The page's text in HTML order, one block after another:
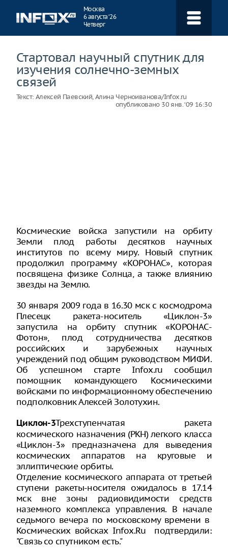
Москва
6 августа ‘26
Четверг
Стартовал научный спутник для
изучения солнечно-земных
связей
Текст: Алексей Паевский, Алина Черноиванова/Infox.ru
опубликовано 30 янв. ‘09 16:30
Космические войска запустили на орбиту
Земли плод работы десятков научных
институтов по всему миру. Новый спутник
продолжил программу «КОРОНАС», которая
посвящена физике Солнца, а также влиянию
звезды на Землю.
30 января 2009 года в 16.30 мск с космодрома
Плесецк ракета-носитель «Циклон-3»
запустила на орбиту спутник «КОРОНАС-
Фотон», плод сотрудничества десятков
российских и зарубежных научных
учреждений под общим руководством МИФИ.
Об успешном старте Infox.ru сообщил
помощник командующего Космическими
войсками по информационному обеспечению
подполковник Алексей Золотухин.
Циклон-3Трехступенчатая ракета
космического назначения (РКН) легкого класса
«Циклон-3» предназначена для выведения
космических аппаратов на круговые и
эллиптические орбиты.
Отделение космического аппарата от третьей
ступени ракеты-носителя ожидалось в 17.14
мск вне зоны радиовидимости средств
наземного комплекса управления. В начале
седьмого вечера по московскому времени в
Космических войсках Infox.Ru подтвердили:
"Связь со спутником есть."